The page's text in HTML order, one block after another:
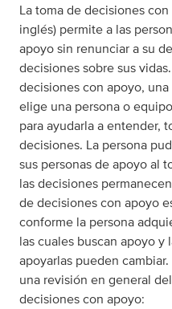
La toma de decisiones
inglés) permite a las
apoyo sin renunciar a su
decisiones sobre sus
decisiones con apoyo,
elige una persona o
para ayudarla a entender,
decisiones. La persona
sus personas de apoyo al
las decisiones
de decisiones con apoyo
conforme la persona
las cuales buscan apoyo y
apoyarlas pueden
una revisión en general
decisiones con apoyo: